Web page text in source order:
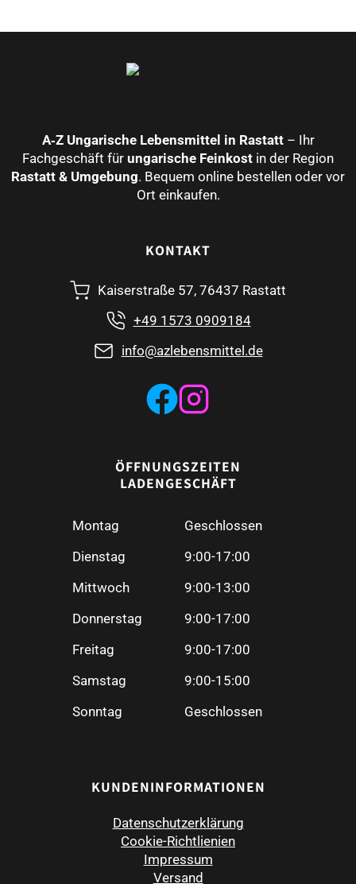
A‑Z Ungarische Lebensmittel in Rastatt– Ihr
Fachgeschäft für ungarische Feinkost in der Region
Rastatt & Umgebung. Bequem online bestellen oder vor
Ort einkaufen.
KONTAKT
Kaiserstraße 57, 76437 Rastatt
+49 1573 0909184
info@azlebensmittel.de
ÖFFNUNGSZEITEN
LADENGESCHÄFT
Montag
Geschlossen
Dienstag
9:00-17:00
Mittwoch
9:00-13:00
Donnerstag
9:00-17:00
Freitag
9:00-17:00
Samstag
9:00-15:00
Sonntag
Geschlossen
KUNDENINFORMATIONEN
Datenschutzerklärung
Cookie-Richtlienien
Impressum
Versand